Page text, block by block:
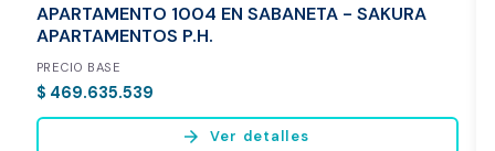
APARTAMENTO 1004 EN SABANETA - SAKURA
APARTAMENTOS P.H.
PRECIO BASE
$ 469.635.539
arrow_forward Ver detalles